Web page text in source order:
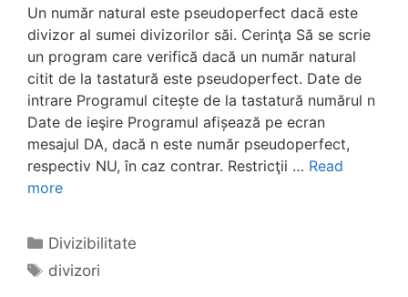
Un număr natural este pseudoperfect dacă este
divizor al sumei divizorilor săi. Cerinţa Să se scrie
un program care verifică dacă un număr natural
citit de la tastatură este pseudoperfect. Date de
intrare Programul citește de la tastatură numărul n
Date de ieşire Programul afișează pe ecran
mesajul DA, dacă n este număr pseudoperfect,
respectiv NU, în caz contrar. Restricţii … Read
more
Categories
Divizibilitate
Tags
divizori